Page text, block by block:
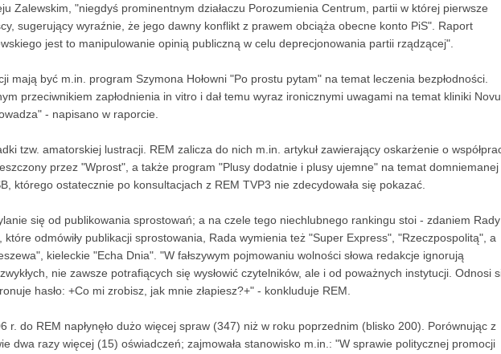
Zalewskim, "niegdyś prominentnym działaczu Porozumienia Centrum, partii w której pierwsze
sugerujący wyraźnie, że jego dawny konflikt z prawem obciąża obecne konto PiS". Raport
jest to manipulowanie opinią publiczną w celu deprecjonowania partii rządzącej".
mają być m.in. program Szymona Hołowni "Po prostu pytam" na temat leczenia bezpłodności.
przeciwnikiem zapłodnienia in vitro i dał temu wyraz ironicznymi uwagami na temat kliniki
- napisano w raporcie.
tzw. amatorskiej lustracji. REM zalicza do nich m.in. artykuł zawierający oskarżenie o
przez "Wprost", a także program "Plusy dodatnie i plusy ujemne" na temat domniemanej
którego ostatecznie po konsultacjach z REM TVP3 nie zdecydowała się pokazać.
się od publikowania sprostowań; a na czele tego niechlubnego rankingu stoi - zdaniem
odmówiły publikacji sprostowania, Rada wymienia też "Super Express", "Rzeczpospolitą", a
kieleckie "Echa Dnia". "W fałszywym pojmowaniu wolności słowa redakcje ignorują
nie zawsze potrafiących się wysłowić czytelników, ale i od poważnych instytucji. Odnosi
hasło: +Co mi zrobisz, jak mnie złapiesz?+" - konkluduje REM.
r. do REM napłynęło dużo więcej spraw (347) niż w roku poprzednim (blisko 200). Porównując z
dwa razy więcej (15) oświadczeń; zajmowała stanowisko m.in.: "W sprawie politycznej promocji